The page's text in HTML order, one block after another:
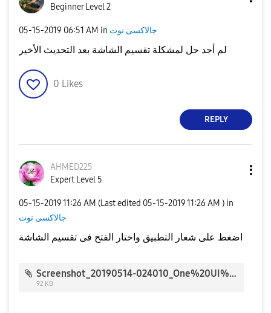
Beginner Level 2
‎05-15-2019 06:51 AM in جالاكسى نوت
لم أجد حل لمشكلة تقسيم الشاشة بعد التحديث الأخير
0 Likes
REPLY
AHMED225
Expert Level 5
‎05-15-201911:26 AM (Last edited ‎05-15-201911:26 AM ) in
جالاكسى نوت
اضغط على شعار التطبيق واختار الفتح فى تقسيم الشاشة
Screenshot_20190514-024010_One%20UI%20Home_28205.jpg
92 KB